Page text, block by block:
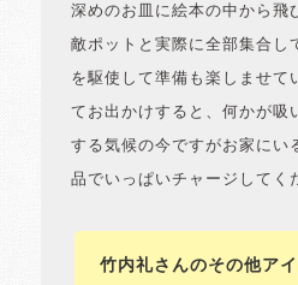
深めのお皿に絵本の中から飛
敵ポットと実際に全部集合し
を駆使して準備も楽しませて
てお出かけすると、何かが吸
する気候の今ですがお家にい
品でいっぱいチャージしてく
竹内礼さんのその他ア